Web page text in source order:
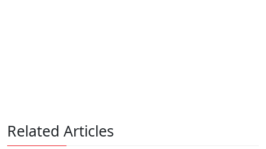
Related Articles